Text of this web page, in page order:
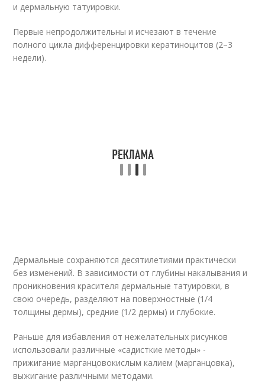
и дермальную татуировки.
Первые непродолжительны и исчезают в течение
полного цикла дифференцировки кератиноцитов (2–3
недели).
Дермальные сохраняются десятилетиями практически
без изменений. В зависимости от глубины накалывания и
проникновения красителя дермальные татуировки, в
свою очередь, разделяют на поверхностные (1/4
толщины дермы), средние (1/2 дермы) и глубокие.
Раньше для избавления от нежелательных рисунков
использовали различные «садисткие методы» -
прижигание марганцовокислым калием (марганцовка),
выжигание различными методами.